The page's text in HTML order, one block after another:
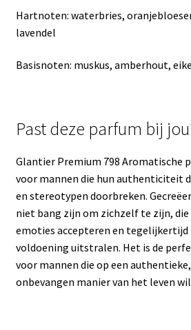
Hartnoten: waterbries,
lavendel
Basisnoten: muskus, amberhout,
Past deze parfum bij
Glantier Premium 798 Aromatische
voor mannen die hun authenticiteit
en stereotypen doorbreken.
niet bang zijn om zichzelf te zijn, die
emoties accepteren en
voldoening uitstralen. Het is de
voor mannen die op een
onbevangen manier van het leven